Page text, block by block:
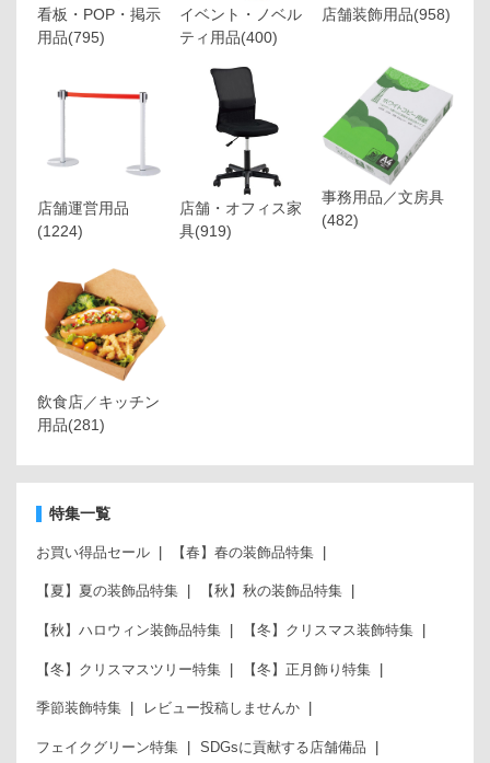
看板・POP・掲示
用品(795)
イベント・ノベル
ティ用品(400)
店舗装飾用品(958)
店舗運営用品
(1224)
店舗・オフィス家
具(919)
事務用品／文房具
(482)
飲食店／キッチン
用品(281)
特集一覧
お買い得品セール 【春】春の装飾品特集
【夏】夏の装飾品特集 【秋】秋の装飾品特集
【秋】ハロウィン装飾品特集 【冬】クリスマス装飾特集
【冬】クリスマスツリー特集 【冬】正月飾り特集
季節装飾特集 レビュー投稿しませんか
フェイクグリーン特集 SDGsに貢献する店舗備品